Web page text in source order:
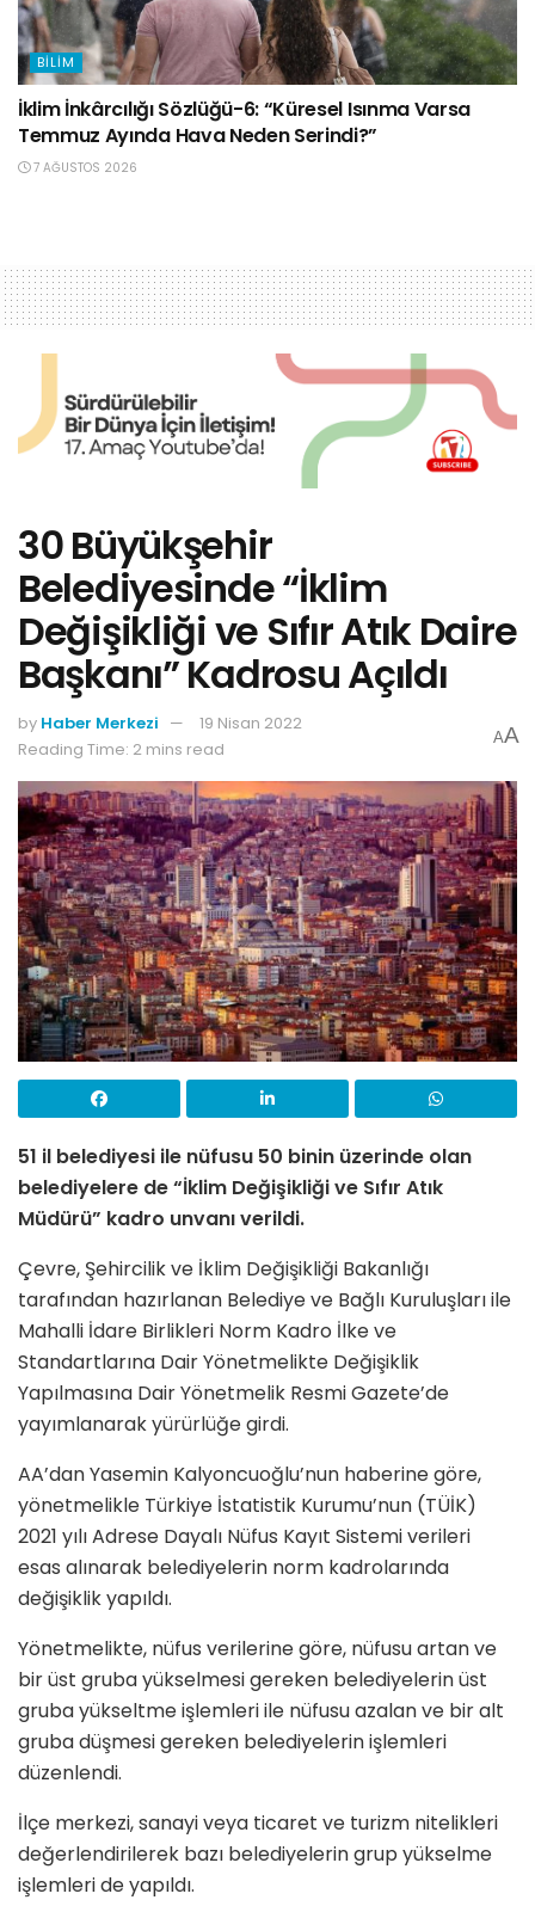
BILIM
İklim İnkârcılığı Sözlüğü-6: “Küresel Isınma Varsa
Temmuz Ayında Hava Neden Serindi?”
7 AĞUSTOS 2026
30 Büyükşehir
Belediyesinde “İklim
Değişikliği ve Sıfır Atık Daire
Başkanı” Kadrosu Açıldı
by Haber Merkezi
19 Nisan 2022
Reading Time: 2 mins read
AA
51 il belediyesi ile nüfusu 50 binin üzerinde olan
belediyelere de “İklim Değişikliği ve Sıfır Atık
Müdürü” kadro unvanı verildi.
Çevre, Şehircilik ve İklim Değişikliği Bakanlığı
tarafından hazırlanan Belediye ve Bağlı Kuruluşları ile
Mahalli İdare Birlikleri Norm Kadro İlke ve
Standartlarına Dair Yönetmelikte Değişiklik
Yapılmasına Dair Yönetmelik Resmi Gazete’de
yayımlanarak yürürlüğe girdi.
AA’dan Yasemin Kalyoncuoğlu’nun haberine göre,
yönetmelikle Türkiye İstatistik Kurumu’nun (TÜİK)
2021 yılı Adrese Dayalı Nüfus Kayıt Sistemi verileri
esas alınarak belediyelerin norm kadrolarında
değişiklik yapıldı.
Yönetmelikte, nüfus verilerine göre, nüfusu artan ve
bir üst gruba yükselmesi gereken belediyelerin üst
gruba yükseltme işlemleri ile nüfusu azalan ve bir alt
gruba düşmesi gereken belediyelerin işlemleri
düzenlendi.
İlçe merkezi, sanayi veya ticaret ve turizm nitelikleri
değerlendirilerek bazı belediyelerin grup yükselme
işlemleri de yapıldı.